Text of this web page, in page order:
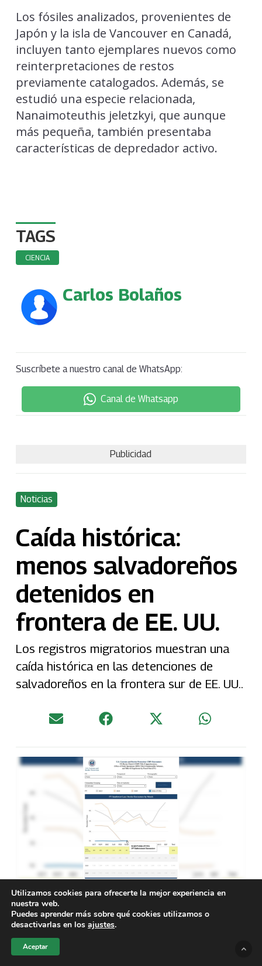
Los fósiles analizados, provenientes de
Japón y la isla de Vancouver en Canadá,
incluyen tanto ejemplares nuevos como
reinterpretaciones de restos
previamente catalogados. Además, se
estudió una especie relacionada,
Nanaimoteuthis jeletzkyi, que aunque
más pequeña, también presentaba
características de depredador activo.
TAGS
CIENCIA
Carlos Bolaños
Suscríbete a nuestro canal de WhatsApp:
Canal de Whatsapp
Publicidad
Noticias
Caída histórica:
menos salvadoreños
detenidos en
frontera de EE. UU.
Los registros migratorios muestran una
caída histórica en las detenciones de
salvadoreños en la frontera sur de EE. UU..
Las detenciones de salvadoreños en la frontera sur de EE.
UU. han caído a niveles históricos en 2026, según datos de la
CBP. Expertos atribuyen el cambio a políticas migratorias y
Utilizamos cookies para ofrecerte la mejor experiencia en
nuestra web.
Puedes aprender más sobre qué cookies utilizamos o
desactivarlas en los ajustes.
Aceptar